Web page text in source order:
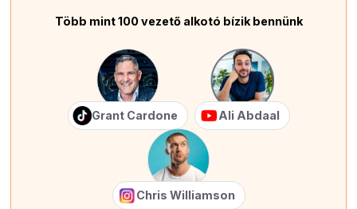
Több mint 100 vezető alkotó bízik bennünk
Grant Cardone Ali Abdaal
Chris Williamson